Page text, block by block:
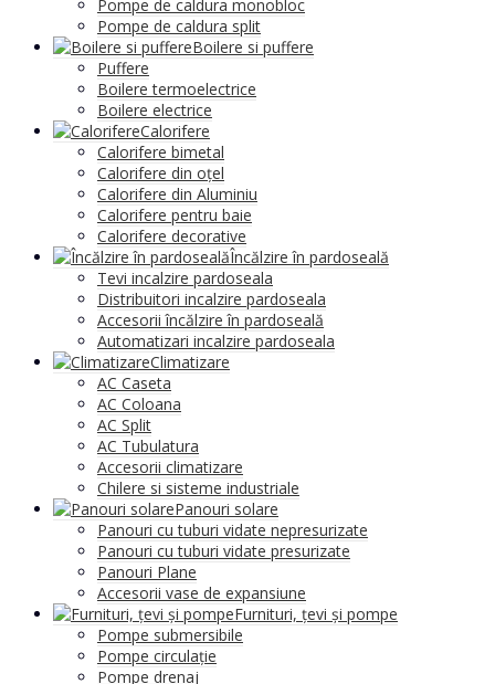
Pompe de caldura monobloc
Pompe de caldura split
Boilere si puffere
Puffere
Boilere termoelectrice
Boilere electrice
Calorifere
Calorifere bimetal
Calorifere din oțel
Calorifere din Aluminiu
Calorifere pentru baie
Calorifere decorative
Încălzire în pardoseală
Tevi incalzire pardoseala
Distribuitori incalzire pardoseala
Accesorii încălzire în pardoseală
Automatizari incalzire pardoseala
Climatizare
AC Caseta
AC Coloana
AC Split
AC Tubulatura
Accesorii climatizare
Chilere si sisteme industriale
Panouri solare
Panouri cu tuburi vidate nepresurizate
Panouri cu tuburi vidate presurizate
Panouri Plane
Accesorii vase de expansiune
Furnituri, țevi și pompe
Pompe submersibile
Pompe circulație
Pompe drenaj